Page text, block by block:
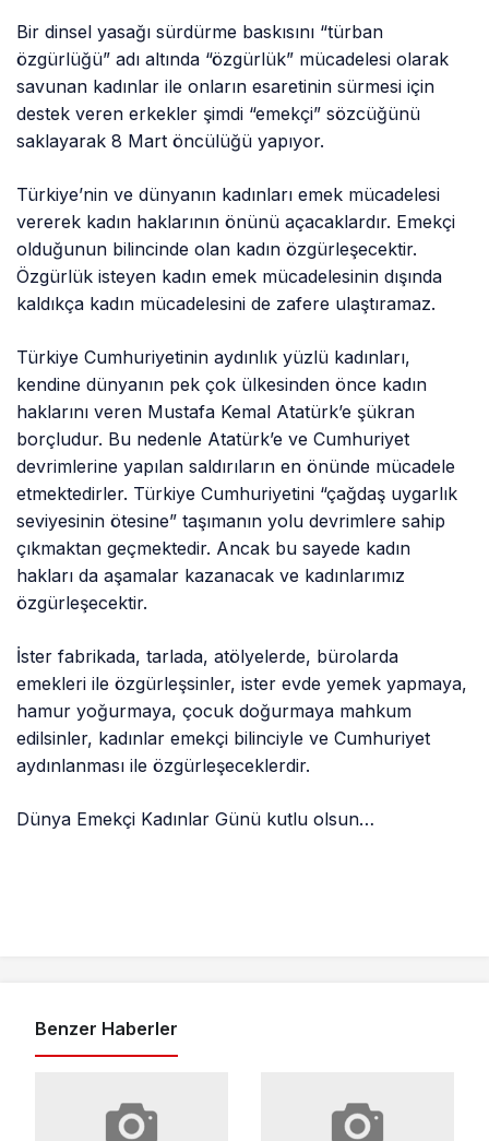
Bir dinsel yasağı sürdürme baskısını “türban
özgürlüğü” adı altında “özgürlük” mücadelesi olarak
savunan kadınlar ile onların esaretinin sürmesi için
destek veren erkekler şimdi “emekçi” sözcüğünü
saklayarak 8 Mart öncülüğü yapıyor.
Türkiye’nin ve dünyanın kadınları emek mücadelesi
vererek kadın haklarının önünü açacaklardır. Emekçi
olduğunun bilincinde olan kadın özgürleşecektir.
Özgürlük isteyen kadın emek mücadelesinin dışında
kaldıkça kadın mücadelesini de zafere ulaştıramaz.
Türkiye Cumhuriyetinin aydınlık yüzlü kadınları,
kendine dünyanın pek çok ülkesinden önce kadın
haklarını veren Mustafa Kemal Atatürk’e şükran
borçludur. Bu nedenle Atatürk’e ve Cumhuriyet
devrimlerine yapılan saldırıların en önünde mücadele
etmektedirler. Türkiye Cumhuriyetini “çağdaş uygarlık
seviyesinin ötesine” taşımanın yolu devrimlere sahip
çıkmaktan geçmektedir. Ancak bu sayede kadın
hakları da aşamalar kazanacak ve kadınlarımız
özgürleşecektir.
İster fabrikada, tarlada, atölyelerde, bürolarda
emekleri ile özgürleşsinler, ister evde yemek yapmaya,
hamur yoğurmaya, çocuk doğurmaya mahkum
edilsinler, kadınlar emekçi bilinciyle ve Cumhuriyet
aydınlanması ile özgürleşeceklerdir.
Dünya Emekçi Kadınlar Günü kutlu olsun…
Benzer Haberler